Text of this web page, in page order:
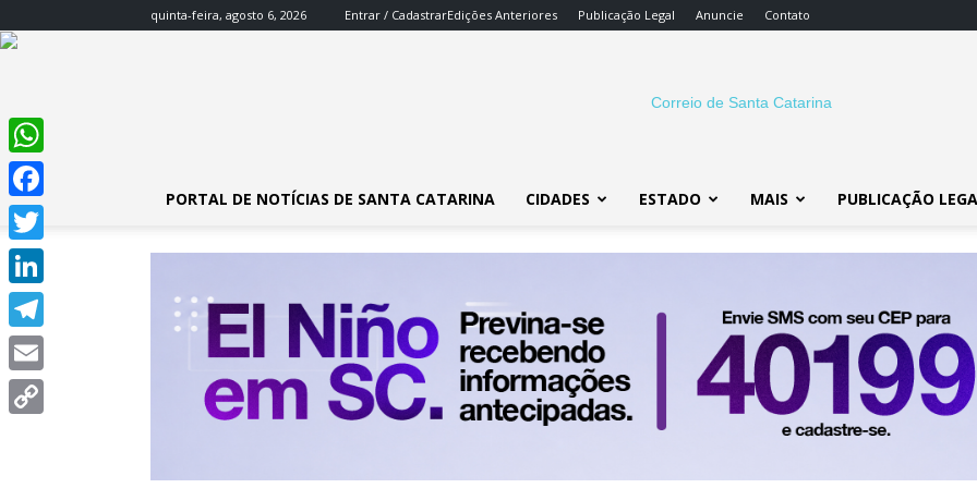
quinta-feira, agosto 6, 2026 Entrar / CadastrarEdições Anteriores Publicação Legal Anuncie Contato
SC
PORTAL DE NOTÍCIAS DE SANTA CATARINA CIDADES ESTADO MAIS PUBLICAÇÃO
WhatsApp
Facebook
Twitter
LinkedIn
Telegram
Email